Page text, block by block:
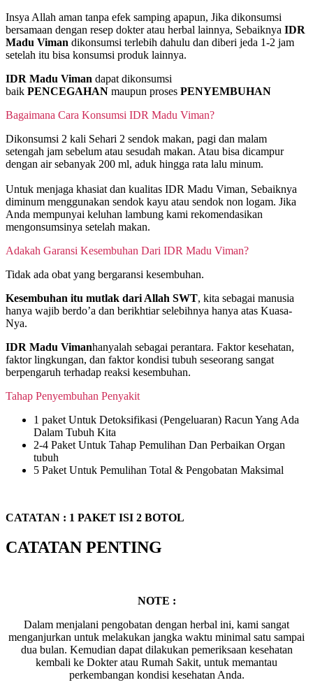
Insya Allah aman tanpa efek samping apapun, Jika dikonsumsi
bersamaan dengan resep dokter atau herbal lainnya, Sebaiknya IDR
Madu Viman dikonsumsi terlebih dahulu dan diberi jeda 1-2 jam
setelah itu bisa konsumsi produk lainnya.
IDR Madu Viman dapat dikonsumsi
baik PENCEGAHAN maupun proses PENYEMBUHAN
Bagaimana Cara Konsumsi IDR Madu Viman?
Dikonsumsi 2 kali Sehari 2 sendok makan, pagi dan malam
setengah jam sebelum atau sesudah makan. Atau bisa dicampur
dengan air sebanyak 200 ml, aduk hingga rata lalu minum.
Untuk menjaga khasiat dan kualitas IDR Madu Viman, Sebaiknya
diminum menggunakan sendok kayu atau sendok non logam. Jika
Anda mempunyai keluhan lambung kami rekomendasikan
mengonsumsinya setelah makan.
Adakah Garansi Kesembuhan Dari IDR Madu Viman?
Tidak ada obat yang bergaransi kesembuhan.
Kesembuhan itu mutlak dari Allah SWT, kita sebagai manusia
hanya wajib berdo’a dan berikhtiar selebihnya hanya atas Kuasa-
Nya.
IDR Madu Vimanhanyalah sebagai perantara. Faktor kesehatan,
faktor lingkungan, dan faktor kondisi tubuh seseorang sangat
berpengaruh terhadap reaksi kesembuhan.
Tahap Penyembuhan Penyakit
1 paket Untuk Detoksifikasi (Pengeluaran) Racun Yang Ada
Dalam Tubuh Kita
2-4 Paket Untuk Tahap Pemulihan Dan Perbaikan Organ
tubuh
5 Paket Untuk Pemulihan Total & Pengobatan Maksimal
CATATAN : 1 PAKET ISI 2 BOTOL
CATATAN PENTING
NOTE :
Dalam menjalani pengobatan dengan herbal ini, kami sangat
menganjurkan untuk melakukan jangka waktu minimal satu sampai
dua bulan. Kemudian dapat dilakukan pemeriksaan kesehatan
kembali ke Dokter atau Rumah Sakit, untuk memantau
perkembangan kondisi kesehatan Anda.